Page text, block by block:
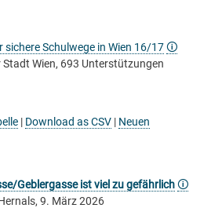
sichere Schulwege in Wien 16/17🛈
Wien, 693 Unterstützungen
| Download as CSV | Neuen
Geblergasse ist viel zu gefährlich🛈
9. März 2026